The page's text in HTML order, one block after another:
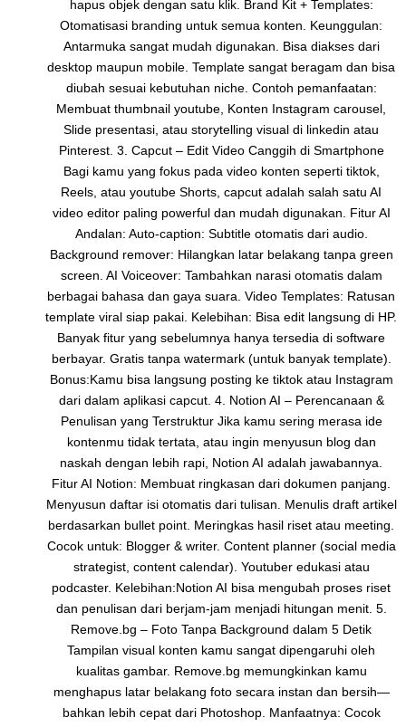
hapus objek dengan satu klik. Brand Kit + Templates:
Otomatisasi branding untuk semua konten. Keunggulan:
Antarmuka sangat mudah digunakan. Bisa diakses dari
desktop maupun mobile. Template sangat beragam dan bisa
diubah sesuai kebutuhan niche. Contoh pemanfaatan:
Membuat thumbnail youtube, Konten Instagram carousel,
Slide presentasi, atau storytelling visual di linkedin atau
Pinterest. 3. Capcut – Edit Video Canggih di Smartphone
Bagi kamu yang fokus pada video konten seperti tiktok,
Reels, atau youtube Shorts, capcut adalah salah satu AI
video editor paling powerful dan mudah digunakan. Fitur AI
Andalan: Auto-caption: Subtitle otomatis dari audio.
Background remover: Hilangkan latar belakang tanpa green
screen. AI Voiceover: Tambahkan narasi otomatis dalam
berbagai bahasa dan gaya suara. Video Templates: Ratusan
template viral siap pakai. Kelebihan: Bisa edit langsung di HP.
Banyak fitur yang sebelumnya hanya tersedia di software
berbayar. Gratis tanpa watermark (untuk banyak template).
Bonus:Kamu bisa langsung posting ke tiktok atau Instagram
dari dalam aplikasi capcut. 4. Notion AI – Perencanaan &
Penulisan yang Terstruktur Jika kamu sering merasa ide
kontenmu tidak tertata, atau ingin menyusun blog dan
naskah dengan lebih rapi, Notion AI adalah jawabannya.
Fitur AI Notion: Membuat ringkasan dari dokumen panjang.
Menyusun daftar isi otomatis dari tulisan. Menulis draft artikel
berdasarkan bullet point. Meringkas hasil riset atau meeting.
Cocok untuk: Blogger & writer. Content planner (social media
strategist, content calendar). Youtuber edukasi atau
podcaster. Kelebihan:Notion AI bisa mengubah proses riset
dan penulisan dari berjam-jam menjadi hitungan menit. 5.
Remove.bg – Foto Tanpa Background dalam 5 Detik
Tampilan visual konten kamu sangat dipengaruhi oleh
kualitas gambar. Remove.bg memungkinkan kamu
menghapus latar belakang foto secara instan dan bersih—
bahkan lebih cepat dari Photoshop. Manfaatnya: Cocok